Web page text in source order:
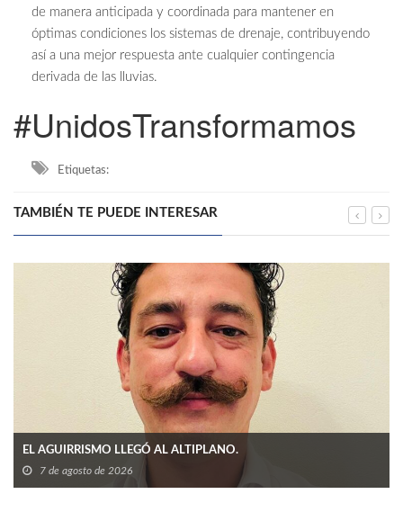
de manera anticipada y coordinada para mantener en
óptimas condiciones los sistemas de drenaje, contribuyendo
así a una mejor respuesta ante cualquier contingencia
derivada de las lluvias.
#UnidosTransformamos
Etiquetas:
TAMBIÉN TE PUEDE INTERESAR
EL AGUIRRISMO LLEGÓ AL ALTIPLANO.
7 de agosto de 2026